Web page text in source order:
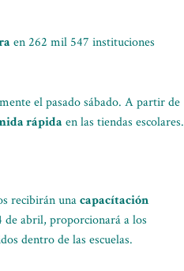
en 262 mil 547 instituciones
el pasado sábado. A partir de
rápida en las tiendas escolares.
recibirán unacapacítación
de abril, proporcionará a los
dentro de las escuelas.